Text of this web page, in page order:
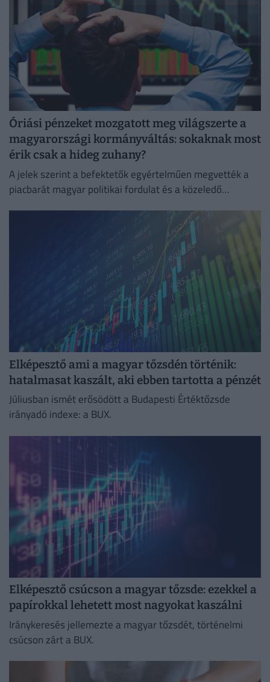
Óriási pénzeket mozgatott meg világszerte a
magyarországi kormányváltás: sokaknak most
érik csak a hideg zuhany?
A jelek szerint a befektetők egyértelműen megvették a
piacbarát magyar politikai fordulat és a közeledő
Elképesztő ami a magyar tőzsdén történik:
hatalmasat kaszált, aki ebben tartotta a pénzét
Júliusban ismét erősödött a Budapesti Értéktőzsde
irányadó indexe: a BUX.
Elképesztő csúcson a magyar tőzsde: ezekkel a
papírokkal lehetett most nagyokat kaszálni
Iránykeresés jellemezte a magyar tőzsdét, történelmi
csúcson zárt a BUX.